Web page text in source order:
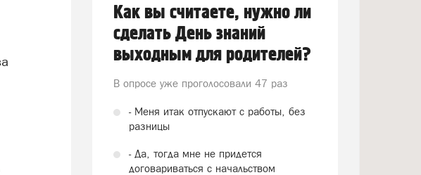
Как вы считаете, нужно ли
сделать День знаний
выходным для родителей?
В опросе уже проголосовали 47 раз
- Меня итак отпускают с работы, без
разницы
- Да, тогда мне не придется
договариваться с начальством